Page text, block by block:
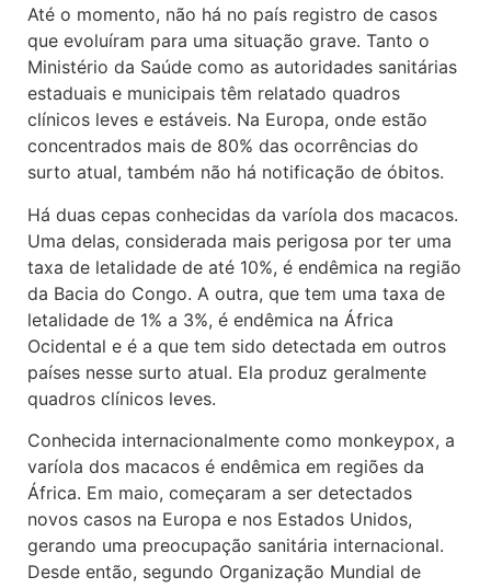
Até o momento, não há no país registro de casos
que evoluíram para uma situação grave. Tanto o
Ministério da Saúde como as autoridades sanitárias
estaduais e municipais têm relatado quadros
clínicos leves e estáveis. Na Europa, onde estão
concentrados mais de 80% das ocorrências do
surto atual, também não há notificação de óbitos.
Há duas cepas conhecidas da varíola dos macacos.
Uma delas, considerada mais perigosa por ter uma
taxa de letalidade de até 10%, é endêmica na região
da Bacia do Congo. A outra, que tem uma taxa de
letalidade de 1% a 3%, é endêmica na África
Ocidental e é a que tem sido detectada em outros
países nesse surto atual. Ela produz geralmente
quadros clínicos leves.
Conhecida internacionalmente como monkeypox, a
varíola dos macacos é endêmica em regiões da
África. Em maio, começaram a ser detectados
novos casos na Europa e nos Estados Unidos,
gerando uma preocupação sanitária internacional.
Desde então, segundo Organização Mundial de